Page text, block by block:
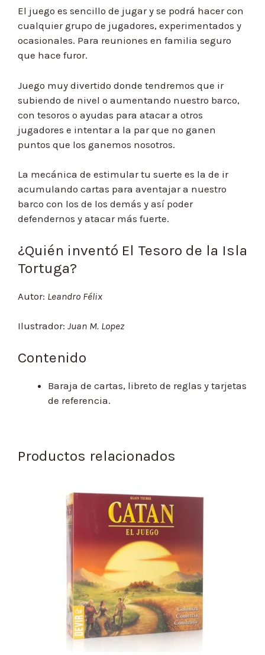
El juego es sencillo de jugar y se podrá hacer con
cualquier grupo de jugadores, experimentados y
ocasionales. Para reuniones en familia seguro
que hace furor.
Juego muy divertido donde tendremos que ir
subiendo de nivel o aumentando nuestro barco,
con tesoros o ayudas para atacar a otros
jugadores e intentar a la par que no ganen
puntos que los ganemos nosotros.
La mecánica de estimular tu suerte es la de ir
acumulando cartas para aventajar a nuestro
barco con los de los demás y así poder
defendernos y atacar más fuerte.
¿Quién inventó El Tesoro de la Isla
Tortuga?
Autor: Leandro Félix
Ilustrador: Juan M. Lopez
Contenido
Baraja de cartas, libreto de reglas y tarjetas
de referencia.
Productos relacionados